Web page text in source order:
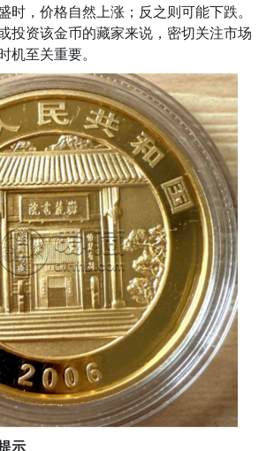
时，价格自然上涨；反之则可能下跌。
投资该金币的藏家来说，密切关注市场
机至关重要。
示